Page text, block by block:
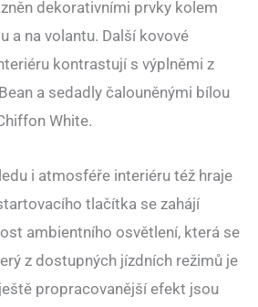
dekorativními prvky kolem
a na volantu. Další kovové
kontrastují s výplněmi z
a sedadly čalouněnými bílou
White.
i atmosféře interiéru též hraje
tlačítka se zahájí
ambientního osvětlení, která se
z dostupných jízdních režimů je
propracovanější efekt jsou